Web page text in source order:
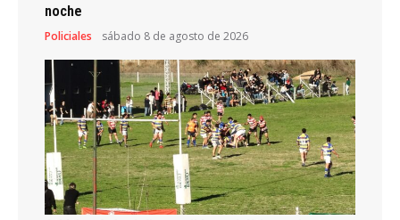
noche
Policiales sábado 8 de agosto de 2026